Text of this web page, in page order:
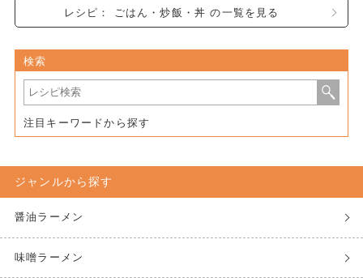
レシピ： ごはん・炒飯・丼 の一覧を見る
検索
注目キーワードから探す
ジャンルから探す
醤油ラーメン
味噌ラーメン